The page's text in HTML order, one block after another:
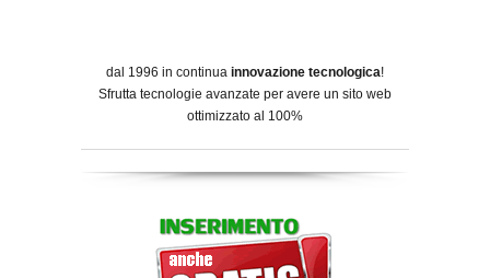
dal 1996 in continua innovazione tecnologica!
Sfrutta tecnologie avanzate per avere un sito web
ottimizzato al 100%